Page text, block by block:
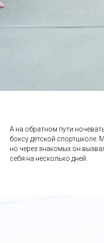
А на обратном пути
боксу детской спортшколе.
но через знакомых он
себя на несколько дней.